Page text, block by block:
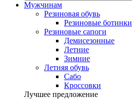
Мужчинам
Резиновая обувь
Резиновые ботинки
Резиновые сапоги
Демисезонные
Летние
Зимние
Летняя обувь
Сабо
Кроссовки
Лучшее предложение